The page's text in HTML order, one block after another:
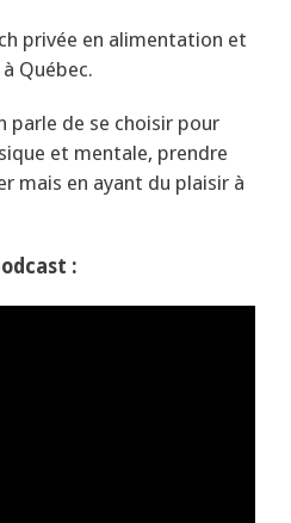
privée en alimentation et
Québec.
parle de se choisir pour
et mentale, prendre
mais en ayant du plaisir à
: